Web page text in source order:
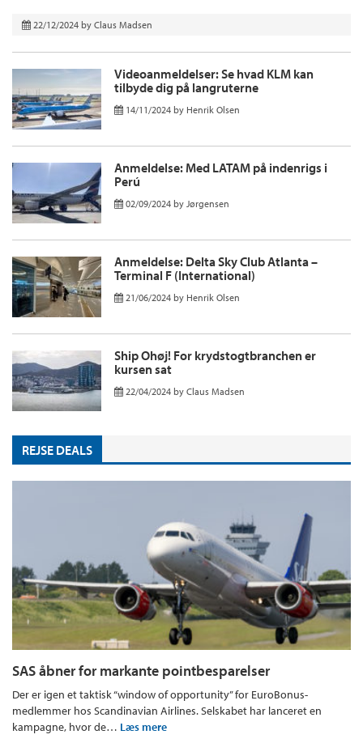
22/12/2024 by Claus Madsen
Videoanmeldelser: Se hvad KLM kan
tilbyde dig på langruterne
14/11/2024 by Henrik Olsen
Anmeldelse: Med LATAM på indenrigs i
Perú
02/09/2024 by Jørgensen
Anmeldelse: Delta Sky Club Atlanta –
Terminal F (International)
21/06/2024 by Henrik Olsen
Ship Ohøj! For krydstogtbranchen er
kursen sat
22/04/2024 by Claus Madsen
REJSE DEALS
SAS åbner for markante pointbesparelser
Der er igen et taktisk “window of opportunity” for EuroBonus-
medlemmer hos Scandinavian Airlines. Selskabet har lanceret en
kampagne, hvor de… Læs mere